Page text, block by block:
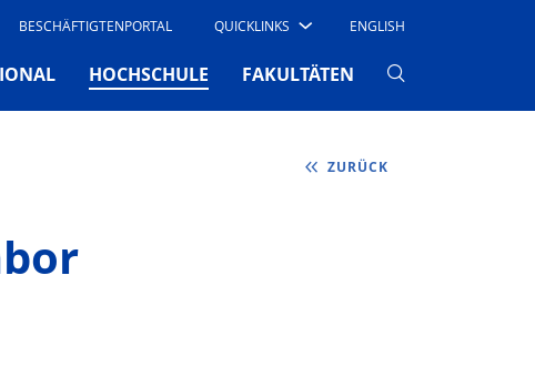
BESCHÄFTIGTENPORTAL QUICKLINKS ENGLISH
HOCHSCHULE (CURRENT)
FAKULTÄTEN
ZURÜCK